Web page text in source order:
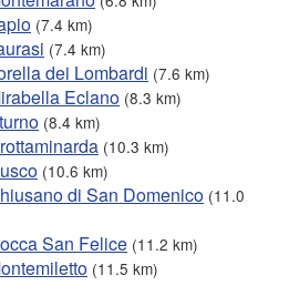
(7.4 km)
(7.4 km)
dei Lombardi (7.6 km)
Eclano (8.3 km)
(8.4 km)
(10.3 km)
(10.6 km)
di San Domenico (11.0
San Felice (11.2 km)
(11.5 km)